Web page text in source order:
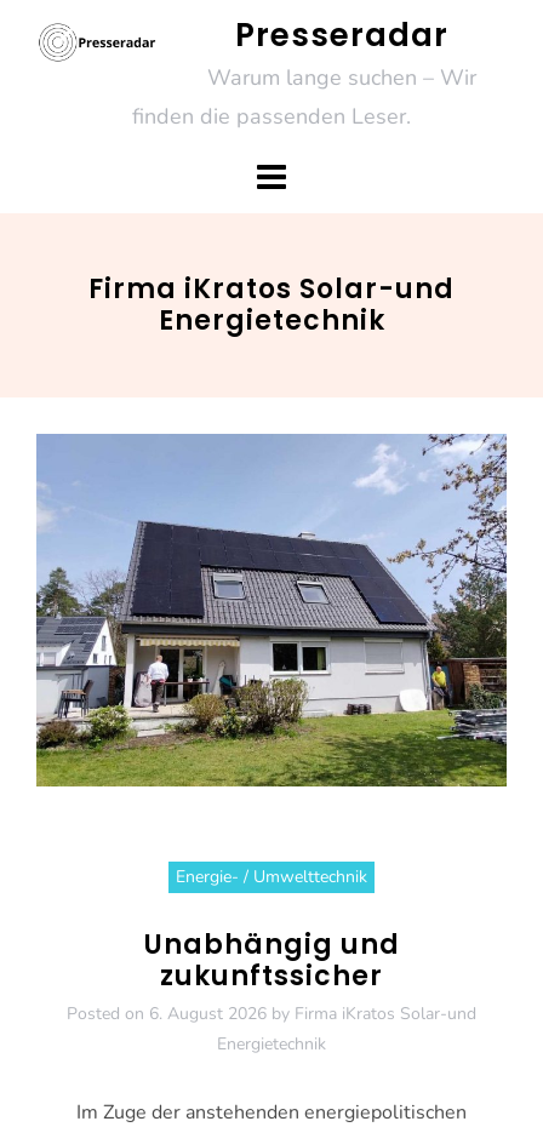
Presseradar
Warum lange suchen – Wir
finden die passenden Leser.
Firma iKratos Solar-und
Energietechnik
Energie- / Umwelttechnik
Unabhängig und
zukunftssicher
Posted on 6. August 2026 by Firma iKratos Solar-und
Energietechnik
Im Zuge der anstehenden energiepolitischen